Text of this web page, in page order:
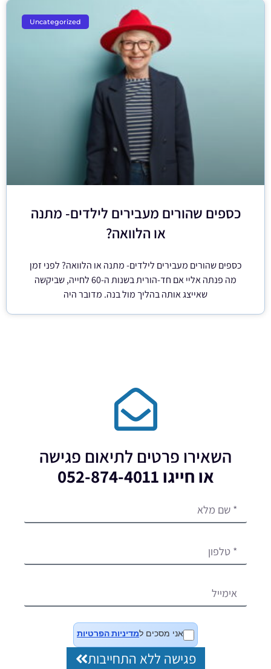
Uncategorized
כספים שהורים מעבירים לילדים- מתנה
או הלוואה?
כספים שהורים מעבירים לילדים- מתנה או הלוואה? לפני זמן
מה פנתה אליי אם חד-הורית בשנות ה-60 לחייה, שביקשה
שאייצג אותה בהליך מול בנה. מדובר היה
השאירו פרטים לתיאום פגישה
או חייגו 052-874-4011
אני מסכים למדיניות הפרטיות
פגישה ללא התחייבות